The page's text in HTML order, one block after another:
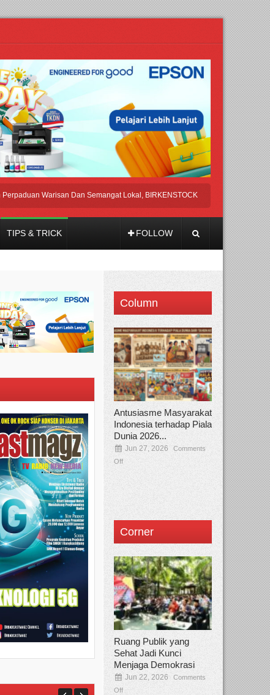
Warisan Dan Semangat Lokal, BIRKENSTOCK INDONESIA Membuka
TIPS & TRICK FOLLOW
Column
Antusiasme Masyarakat
Indonesia terhadap Piala
Dunia 2026...
Jun 27, 2026
Comments
Off
Corner
Ruang Publik yang
Sehat Jadi Kunci
Menjaga Demokrasi
Jun 22, 2026
Comments
Off